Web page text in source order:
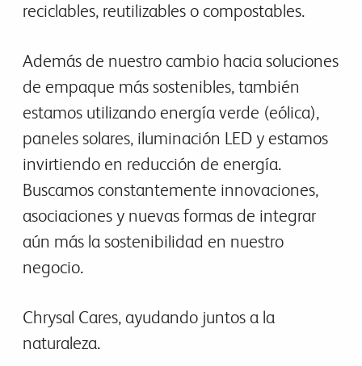
reciclables, reutilizables o compostables.
Además de nuestro cambio hacia soluciones
de empaque más sostenibles, también
estamos utilizando energía verde (eólica),
paneles solares, iluminación LED y estamos
invirtiendo en reducción de energía.
Buscamos constantemente innovaciones,
asociaciones y nuevas formas de integrar
aún más la sostenibilidad en nuestro
negocio.
Chrysal Cares, ayudando juntos a la
naturaleza.